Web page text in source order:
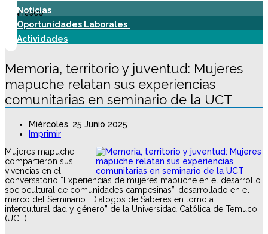
Noticias
Oportunidades Laborales
Actividades
Memoria, territorio y juventud: Mujeres
mapuche relatan sus experiencias
comunitarias en seminario de la UCT
Miércoles, 25 Junio 2025
Imprimir
Mujeres mapuche
compartieron sus
vivencias en el
conversatorio “Experiencias de mujeres mapuche en el desarrollo
sociocultural de comunidades campesinas”, desarrollado en el
marco del Seminario “Diálogos de Saberes en torno a
interculturalidad y género” de la Universidad Católica de Temuco
(UCT).